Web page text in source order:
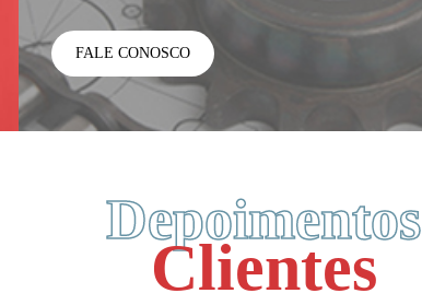
FALE CONOSCO
Depoimentos
Clientes